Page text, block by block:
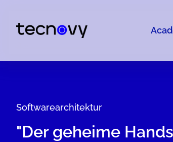
Softwarearchitektur
"Der geheime